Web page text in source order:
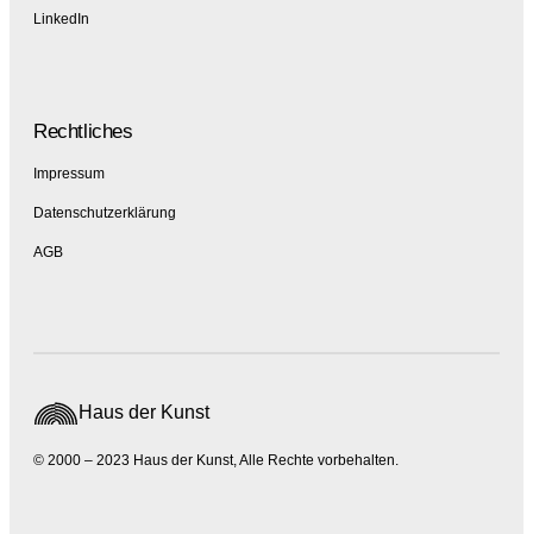
LinkedIn
Rechtliches
Impressum
Datenschutzerklärung
AGB
© 2000 – 2023 Haus der Kunst, Alle Rechte vorbehalten.
Haus der Kunst